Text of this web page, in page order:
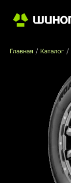
Главная / Каталог /